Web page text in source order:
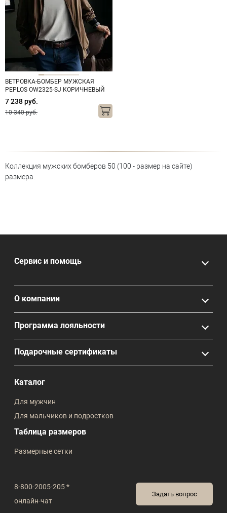
ВЕТРОВКА-БОМБЕР МУЖСКАЯ
PEPLOS OW2325-SJ КОРИЧНЕВЫЙ
7 238 руб.
10 340 руб.
Коллекция мужских бомберов 50 (100 - размер на сайте)
размера.
8-800-2005-205 *
онлайн-чат
Задать вопрос
Сервис и помощь
О компании
Программа лояльности
Подарочные сертификаты
Каталог
Для мужчин
Для мальчиков и подростков
Таблица размеров
Размерные сетки